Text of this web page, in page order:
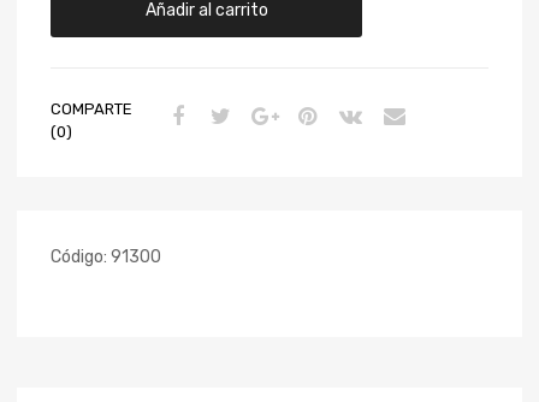
Añadir al carrito
COMPARTE
(0)
Código: 91300